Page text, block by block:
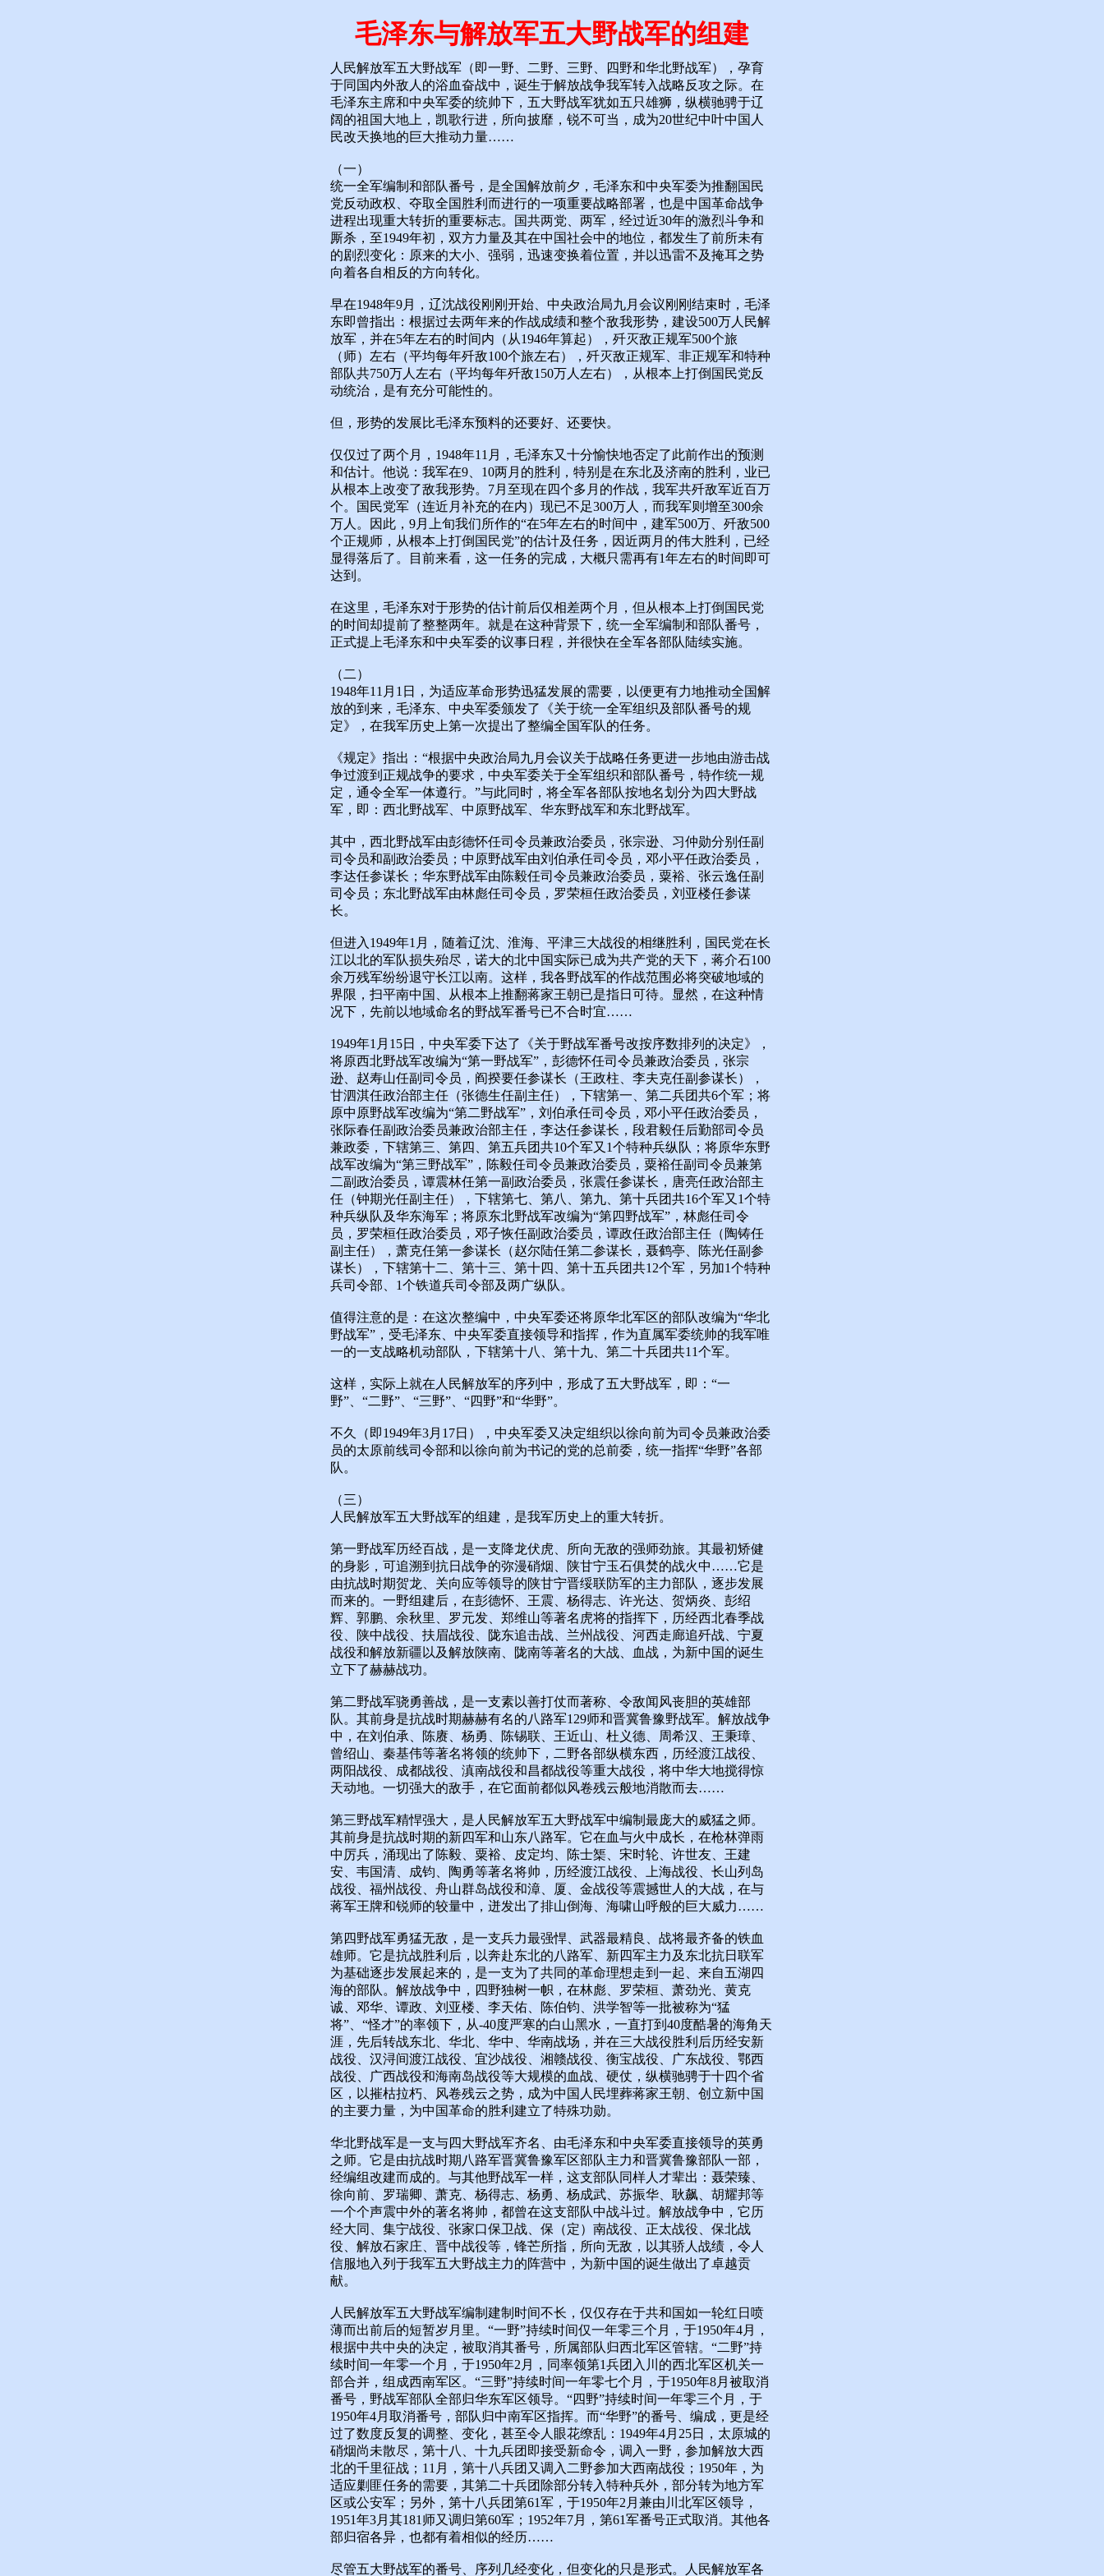
毛泽东与解放军五大野战军的组建
人民解放军五大野战军（即一野、二野、三野、四野和华北野战军），孕育
于同国内外敌人的浴血奋战中，诞生于解放战争我军转入战略反攻之际。在
毛泽东主席和中央军委的统帅下，五大野战军犹如五只雄狮，纵横驰骋于辽
阔的祖国大地上，凯歌行进，所向披靡，锐不可当，成为20世纪中叶中国人
民改天换地的巨大推动力量……
（一）
统一全军编制和部队番号，是全国解放前夕，毛泽东和中央军委为推翻国民
党反动政权、夺取全国胜利而进行的一项重要战略部署，也是中国革命战争
进程出现重大转折的重要标志。国共两党、两军，经过近30年的激烈斗争和
厮杀，至1949年初，双方力量及其在中国社会中的地位，都发生了前所未有
的剧烈变化：原来的大小、强弱，迅速变换着位置，并以迅雷不及掩耳之势
向着各自相反的方向转化。
早在1948年9月，辽沈战役刚刚开始、中央政治局九月会议刚刚结束时，毛泽
东即曾指出：根据过去两年来的作战成绩和整个敌我形势，建设500万人民解
放军，并在5年左右的时间内（从1946年算起），歼灭敌正规军500个旅
（师）左右（平均每年歼敌100个旅左右），歼灭敌正规军、非正规军和特种
部队共750万人左右（平均每年歼敌150万人左右），从根本上打倒国民党反
动统治，是有充分可能性的。
但，形势的发展比毛泽东预料的还要好、还要快。
仅仅过了两个月，1948年11月，毛泽东又十分愉快地否定了此前作出的预测
和估计。他说：我军在9、10两月的胜利，特别是在东北及济南的胜利，业已
从根本上改变了敌我形势。7月至现在四个多月的作战，我军共歼敌军近百万
个。国民党军（连近月补充的在内）现已不足300万人，而我军则增至300余
万人。因此，9月上旬我们所作的“在5年左右的时间中，建军500万、歼敌500
个正规师，从根本上打倒国民党”的估计及任务，因近两月的伟大胜利，已经
显得落后了。目前来看，这一任务的完成，大概只需再有1年左右的时间即可
达到。
在这里，毛泽东对于形势的估计前后仅相差两个月，但从根本上打倒国民党
的时间却提前了整整两年。就是在这种背景下，统一全军编制和部队番号，
正式提上毛泽东和中央军委的议事日程，并很快在全军各部队陆续实施。
（二）
1948年11月1日，为适应革命形势迅猛发展的需要，以便更有力地推动全国解
放的到来，毛泽东、中央军委颁发了《关于统一全军组织及部队番号的规
定》，在我军历史上第一次提出了整编全国军队的任务。
《规定》指出：“根据中央政治局九月会议关于战略任务更进一步地由游击战
争过渡到正规战争的要求，中央军委关于全军组织和部队番号，特作统一规
定，通令全军一体遵行。”与此同时，将全军各部队按地名划分为四大野战
军，即：西北野战军、中原野战军、华东野战军和东北野战军。
其中，西北野战军由彭德怀任司令员兼政治委员，张宗逊、习仲勋分别任副
司令员和副政治委员；中原野战军由刘伯承任司令员，邓小平任政治委员，
李达任参谋长；华东野战军由陈毅任司令员兼政治委员，粟裕、张云逸任副
司令员；东北野战军由林彪任司令员，罗荣桓任政治委员，刘亚楼任参谋
长。
但进入1949年1月，随着辽沈、淮海、平津三大战役的相继胜利，国民党在长
江以北的军队损失殆尽，诺大的北中国实际已成为共产党的天下，蒋介石100
余万残军纷纷退守长江以南。这样，我各野战军的作战范围必将突破地域的
界限，扫平南中国、从根本上推翻蒋家王朝已是指日可待。显然，在这种情
况下，先前以地域命名的野战军番号已不合时宜……
1949年1月15日，中央军委下达了《关于野战军番号改按序数排列的决定》，
将原西北野战军改编为“第一野战军”，彭德怀任司令员兼政治委员，张宗
逊、赵寿山任副司令员，阎揆要任参谋长（王政柱、李夫克任副参谋长），
甘泗淇任政治部主任（张德生任副主任），下辖第一、第二兵团共6个军；将
原中原野战军改编为“第二野战军”，刘伯承任司令员，邓小平任政治委员，
张际春任副政治委员兼政治部主任，李达任参谋长，段君毅任后勤部司令员
兼政委，下辖第三、第四、第五兵团共10个军又1个特种兵纵队；将原华东野
战军改编为“第三野战军”，陈毅任司令员兼政治委员，粟裕任副司令员兼第
二副政治委员，谭震林任第一副政治委员，张震任参谋长，唐亮任政治部主
任（钟期光任副主任），下辖第七、第八、第九、第十兵团共16个军又1个特
种兵纵队及华东海军；将原东北野战军改编为“第四野战军”，林彪任司令
员，罗荣桓任政治委员，邓子恢任副政治委员，谭政任政治部主任（陶铸任
副主任），萧克任第一参谋长（赵尔陆任第二参谋长，聂鹤亭、陈光任副参
谋长），下辖第十二、第十三、第十四、第十五兵团共12个军，另加1个特种
兵司令部、1个铁道兵司令部及两广纵队。
值得注意的是：在这次整编中，中央军委还将原华北军区的部队改编为“华北
野战军”，受毛泽东、中央军委直接领导和指挥，作为直属军委统帅的我军唯
一的一支战略机动部队，下辖第十八、第十九、第二十兵团共11个军。
这样，实际上就在人民解放军的序列中，形成了五大野战军，即：“一
野”、“二野”、“三野”、“四野”和“华野”。
不久（即1949年3月17日），中央军委又决定组织以徐向前为司令员兼政治委
员的太原前线司令部和以徐向前为书记的党的总前委，统一指挥“华野”各部
队。
（三）
人民解放军五大野战军的组建，是我军历史上的重大转折。
第一野战军历经百战，是一支降龙伏虎、所向无敌的强师劲旅。其最初矫健
的身影，可追溯到抗日战争的弥漫硝烟、陕甘宁玉石俱焚的战火中……它是
由抗战时期贺龙、关向应等领导的陕甘宁晋绥联防军的主力部队，逐步发展
而来的。一野组建后，在彭德怀、王震、杨得志、许光达、贺炳炎、彭绍
辉、郭鹏、余秋里、罗元发、郑维山等著名虎将的指挥下，历经西北春季战
役、陕中战役、扶眉战役、陇东追击战、兰州战役、河西走廊追歼战、宁夏
战役和解放新疆以及解放陕南、陇南等著名的大战、血战，为新中国的诞生
立下了赫赫战功。
第二野战军骁勇善战，是一支素以善打仗而著称、令敌闻风丧胆的英雄部
队。其前身是抗战时期赫赫有名的八路军129师和晋冀鲁豫野战军。解放战争
中，在刘伯承、陈赓、杨勇、陈锡联、王近山、杜义德、周希汉、王秉璋、
曾绍山、秦基伟等著名将领的统帅下，二野各部纵横东西，历经渡江战役、
两阳战役、成都战役、滇南战役和昌都战役等重大战役，将中华大地搅得惊
天动地。一切强大的敌手，在它面前都似风卷残云般地消散而去……
第三野战军精悍强大，是人民解放军五大野战军中编制最庞大的威猛之师。
其前身是抗战时期的新四军和山东八路军。它在血与火中成长，在枪林弹雨
中厉兵，涌现出了陈毅、粟裕、皮定均、陈士榘、宋时轮、许世友、王建
安、韦国清、成钧、陶勇等著名将帅，历经渡江战役、上海战役、长山列岛
战役、福州战役、舟山群岛战役和漳、厦、金战役等震撼世人的大战，在与
蒋军王牌和锐师的较量中，迸发出了排山倒海、海啸山呼般的巨大威力……
第四野战军勇猛无敌，是一支兵力最强悍、武器最精良、战将最齐备的铁血
雄师。它是抗战胜利后，以奔赴东北的八路军、新四军主力及东北抗日联军
为基础逐步发展起来的，是一支为了共同的革命理想走到一起、来自五湖四
海的部队。解放战争中，四野独树一帜，在林彪、罗荣桓、萧劲光、黄克
诚、邓华、谭政、刘亚楼、李天佑、陈伯钧、洪学智等一批被称为“猛
将”、“怪才”的率领下，从-40度严寒的白山黑水，一直打到40度酷暑的海角天
涯，先后转战东北、华北、华中、华南战场，并在三大战役胜利后历经安新
战役、汉浔间渡江战役、宜沙战役、湘赣战役、衡宝战役、广东战役、鄂西
战役、广西战役和海南岛战役等大规模的血战、硬仗，纵横驰骋于十四个省
区，以摧枯拉朽、风卷残云之势，成为中国人民埋葬蒋家王朝、创立新中国
的主要力量，为中国革命的胜利建立了特殊功勋。
华北野战军是一支与四大野战军齐名、由毛泽东和中央军委直接领导的英勇
之师。它是由抗战时期八路军晋冀鲁豫军区部队主力和晋冀鲁豫部队一部，
经编组改建而成的。与其他野战军一样，这支部队同样人才辈出：聂荣臻、
徐向前、罗瑞卿、萧克、杨得志、杨勇、杨成武、苏振华、耿飙、胡耀邦等
一个个声震中外的著名将帅，都曾在这支部队中战斗过。解放战争中，它历
经大同、集宁战役、张家口保卫战、保（定）南战役、正太战役、保北战
役、解放石家庄、晋中战役等，锋芒所指，所向无敌，以其骄人战绩，令人
信服地入列于我军五大野战主力的阵营中，为新中国的诞生做出了卓越贡
献。
人民解放军五大野战军编制建制时间不长，仅仅存在于共和国如一轮红日喷
薄而出前后的短暂岁月里。“一野”持续时间仅一年零三个月，于1950年4月，
根据中共中央的决定，被取消其番号，所属部队归西北军区管辖。“二野”持
续时间一年零一个月，于1950年2月，同率领第1兵团入川的西北军区机关一
部合并，组成西南军区。“三野”持续时间一年零七个月，于1950年8月被取消
番号，野战军部队全部归华东军区领导。“四野”持续时间一年零三个月，于
1950年4月取消番号，部队归中南军区指挥。而“华野”的番号、编成，更是经
过了数度反复的调整、变化，甚至令人眼花缭乱：1949年4月25日，太原城的
硝烟尚未散尽，第十八、十九兵团即接受新命令，调入一野，参加解放大西
北的千里征战；11月，第十八兵团又调入二野参加大西南战役；1950年，为
适应剿匪任务的需要，其第二十兵团除部分转入特种兵外，部分转为地方军
区或公安军；另外，第十八兵团第61军，于1950年2月兼由川北军区领导，
1951年3月其181师又调归第60军；1952年7月，第61军番号正式取消。其他各
部归宿各异，也都有着相似的经历……
尽管五大野战军的番号、序列几经变化，但变化的只是形式。人民解放军各